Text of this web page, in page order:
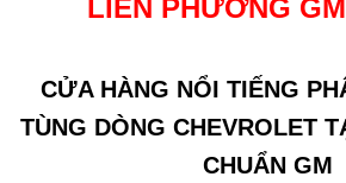
LIÊN PHƯƠNG
CỬA HÀNG NỔI TIẾNG
TÙNG DÒNG CHEVROLET
CHUẨN GM